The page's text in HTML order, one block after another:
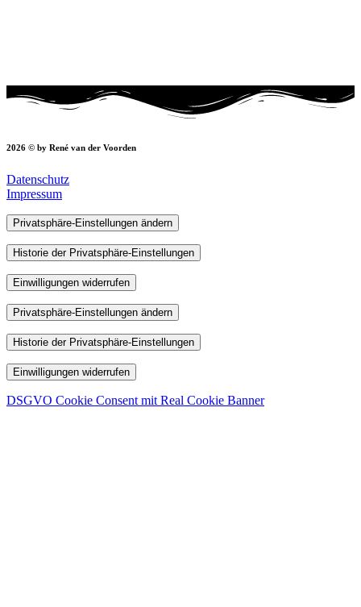
2026 © by René van der Voorden
Datenschutz
Impressum
Privatsphäre-Einstellungen ändern
Historie der Privatsphäre-Einstellungen
Einwilligungen widerrufen
Privatsphäre-Einstellungen ändern
Historie der Privatsphäre-Einstellungen
Einwilligungen widerrufen
DSGVO Cookie Consent mit Real Cookie Banner